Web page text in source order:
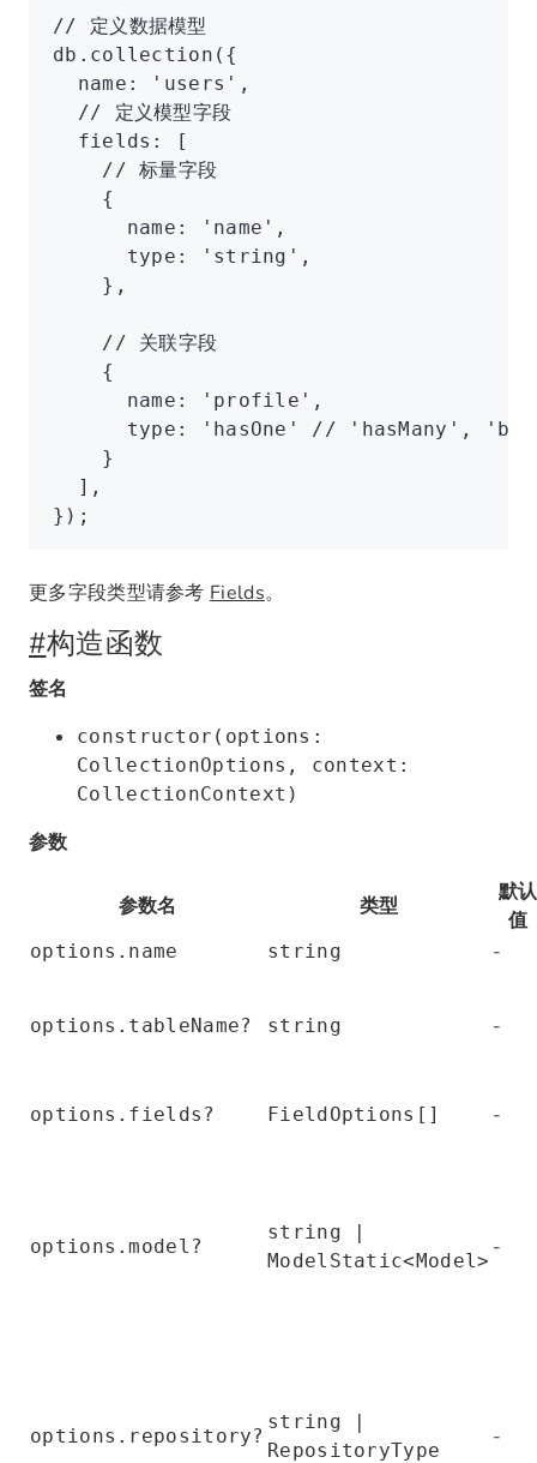
// 定义数据模型
db .collection ({
  name
: 'users' ,
  // 定义模型字段
  fields
:
[
    // 标量字段
    {
      name
: 'name' ,
      type
: 'string' ,
    }
,
    // 关联字段
    {
      name
: 'profile' ,
      type
: 'hasOne'
// 'hasMany',
    }
  ]
,
});
更多字段类型请参考 Fields。
#构造函数
签名
constructor(options:
CollectionOptions, context:
CollectionContext)
参数
参数名 类型
默认
值
options.name string -
options.tableName? string -
options.fields? FieldOptions[] -
options.model?
string |
ModelStatic<Model>
-
options.repository?
string |
RepositoryType
-